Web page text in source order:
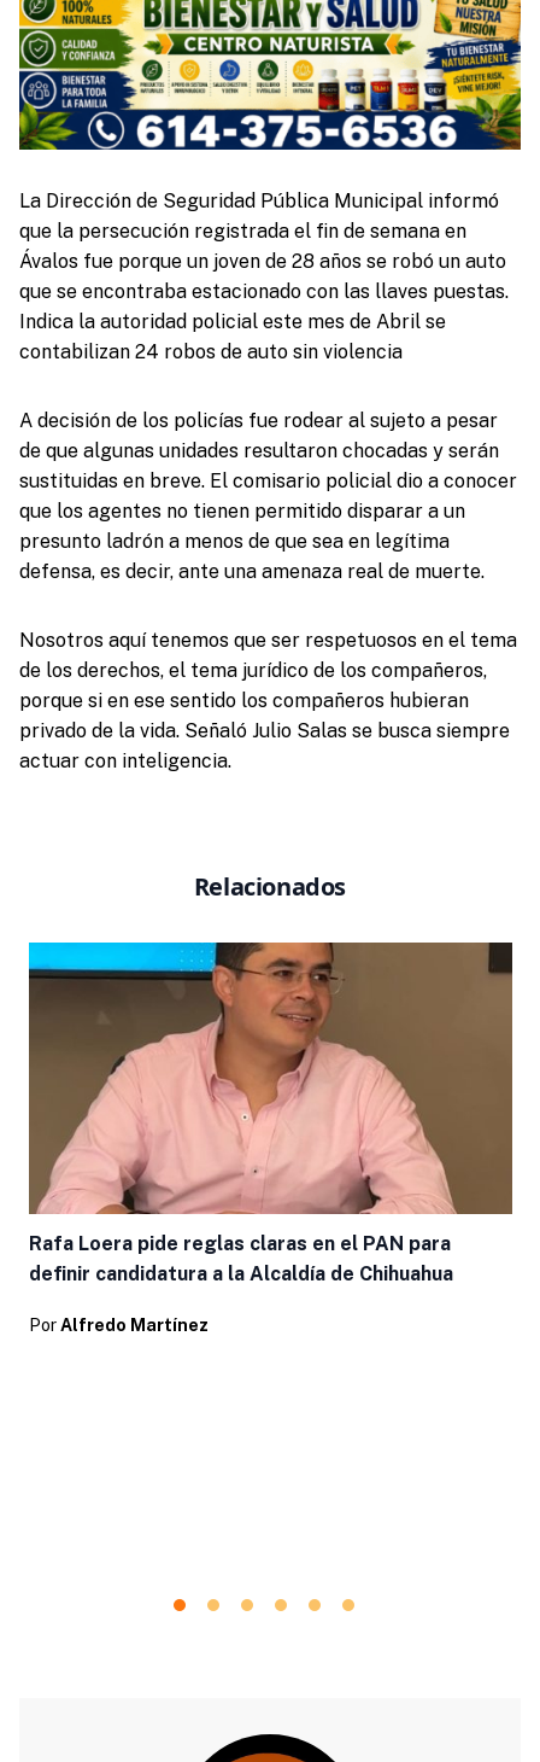
La Dirección de Seguridad Pública Municipal informó
que la persecución registrada el fin de semana en
Ávalos fue porque un joven de 28 años se robó un auto
que se encontraba estacionado con las llaves puestas.
Indica la autoridad policial este mes de Abril se
contabilizan 24 robos de auto sin violencia
A decisión de los policías fue rodear al sujeto a pesar
de que algunas unidades resultaron chocadas y serán
sustituidas en breve. El comisario policial dio a conocer
que los agentes no tienen permitido disparar a un
presunto ladrón a menos de que sea en legítima
defensa, es decir, ante una amenaza real de muerte.
Nosotros aquí tenemos que ser respetuosos en el tema
de los derechos, el tema jurídico de los compañeros,
porque si en ese sentido los compañeros hubieran
privado de la vida. Señaló Julio Salas se busca siempre
actuar con inteligencia.
Relacionados
Rafa Loera pide reglas claras en el PAN para
definir candidatura a la Alcaldía de Chihuahua
Por Alfredo Martínez